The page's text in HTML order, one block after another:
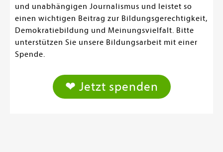
und unabhängigen Journalismus und leistet so
einen wichtigen Beitrag zur Bildungsgerechtigkeit,
Demokratiebildung und Meinungsvielfalt. Bitte
unterstützen Sie unsere Bildungsarbeit mit einer
Spende.
❤ Jetzt spenden